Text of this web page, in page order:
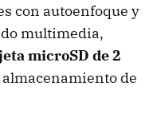
con autoenfoque y
multimedia,
microSD de 2
de